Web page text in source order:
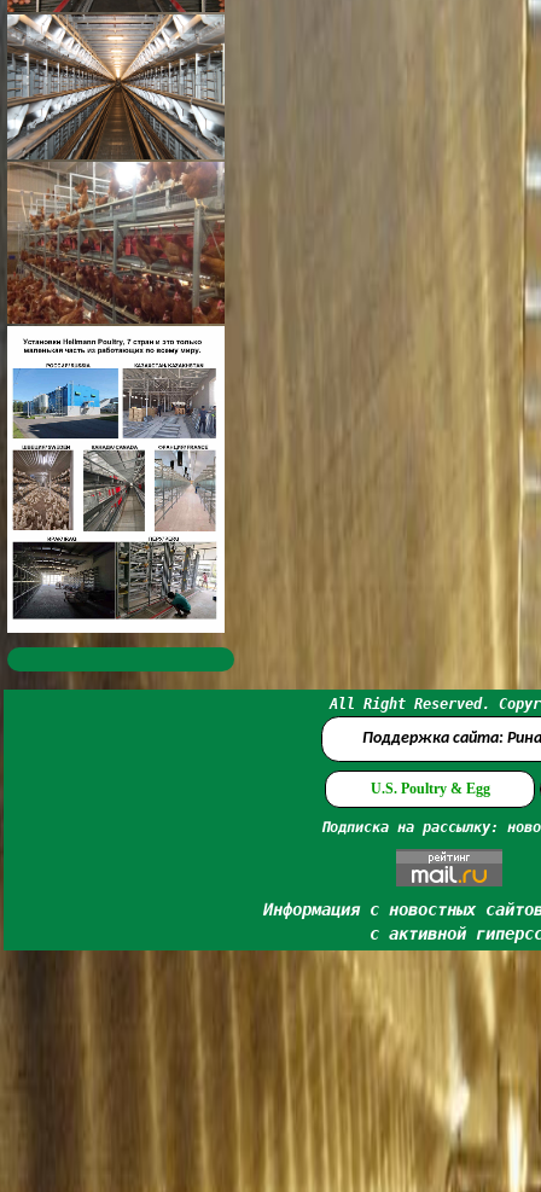
All Right Reserved.
Поддержка сайта:
U.S. Poultry & Egg
Подписка на рассылку:
Информация с новостных
с активной